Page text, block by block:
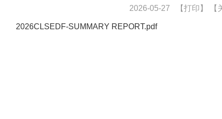
2026-05-27 【打印 】
2026CLSEDF-SUMMARY REPORT.pdf